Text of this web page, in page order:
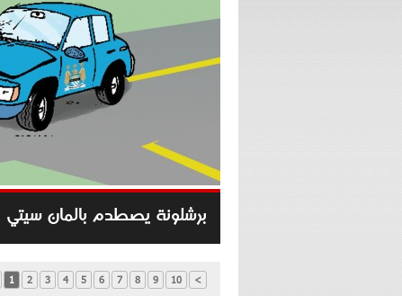
برشلونة يصطدم بالمان سيتي
1 2 3 4 5 6 7 8 9 10 >